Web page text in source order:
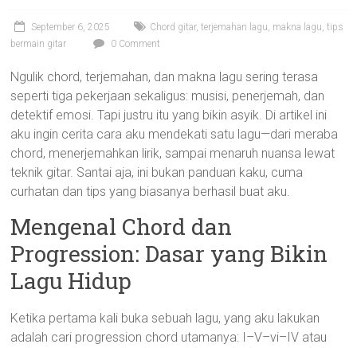
September 6, 2025
Chord gitar, terjemahan lagu, makna lagu, tips
bermain gitar
0 Comment
Ngulik chord, terjemahan, dan makna lagu sering terasa
seperti tiga pekerjaan sekaligus: musisi, penerjemah, dan
detektif emosi. Tapi justru itu yang bikin asyik. Di artikel ini
aku ingin cerita cara aku mendekati satu lagu—dari meraba
chord, menerjemahkan lirik, sampai menaruh nuansa lewat
teknik gitar. Santai aja, ini bukan panduan kaku, cuma
curhatan dan tips yang biasanya berhasil buat aku.
Mengenal Chord dan
Progression: Dasar yang Bikin
Lagu Hidup
Ketika pertama kali buka sebuah lagu, yang aku lakukan
adalah cari progression chord utamanya: I–V–vi–IV atau